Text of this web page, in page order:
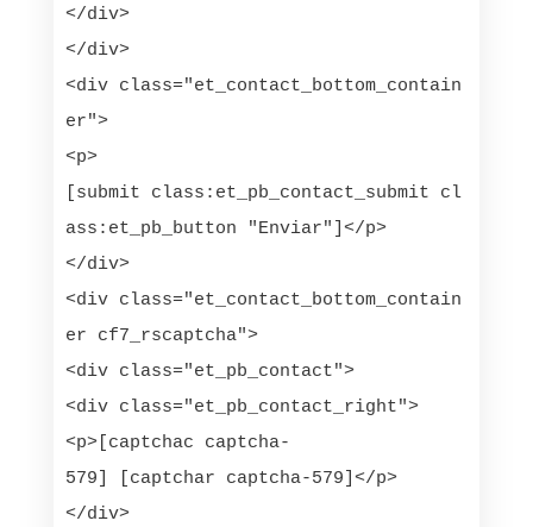
</div>
</div>
<div class="et_contact_bottom_contain
er">
<p>
[submit class:et_pb_contact_submit cl
ass:et_pb_button "Enviar"]</p>
</div>
<div class="et_contact_bottom_contain
er cf7_rscaptcha">
<div class="et_pb_contact">
<div class="et_pb_contact_right">
<p>[captchac captcha-
579] [captchar captcha-579]</p>
</div>